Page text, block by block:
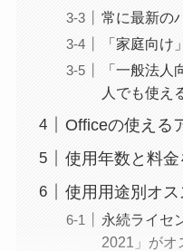
常に最新の
「家庭向
「一般法
人でも使え
Officeの使える
使用年数と料金
使用用途別オ
永続ライセ
2021」がオ